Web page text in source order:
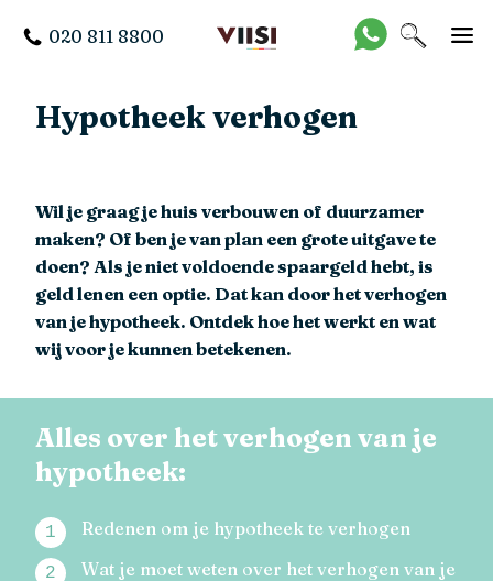
020 811 8800
Hypotheek verhogen
Wil je graag je huis verbouwen of duurzamer
maken? Of ben je van plan een grote uitgave te
doen? Als je niet voldoende spaargeld hebt, is
geld lenen een optie. Dat kan door het verhogen
van je hypotheek. Ontdek hoe het werkt en wat
wij voor je kunnen betekenen.
Alles over het verhogen van je
hypotheek:
Redenen om je hypotheek te verhogen
Wat je moet weten over het verhogen van je